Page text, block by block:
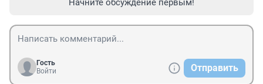
Начните обсуждение первым!
Гость
Войти
Отправить